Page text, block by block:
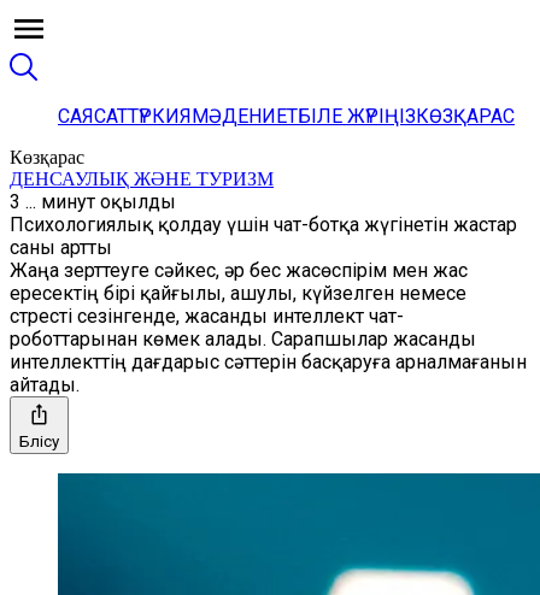
САЯСАТТҮРКИЯМӘДЕНИЕТБІЛЕ ЖҮРІҢІЗКӨЗҚАРАС
Көзқарас
ДЕНСАУЛЫҚ ЖӘНЕ ТУРИЗМ
3 ... минут оқылды
Психологиялық қолдау үшін чат-ботқа жүгінетін жастар
саны артты
Жаңа зерттеуге сәйкес, әр бес жасөспірім мен жас
ересектің бірі қайғылы, ашулы, күйзелген немесе
стресті сезінгенде, жасанды интеллект чат-
роботтарынан көмек алады. Сарапшылар жасанды
интеллекттің дағдарыс сәттерін басқаруға арналмағанын
айтады.
Бөлісу